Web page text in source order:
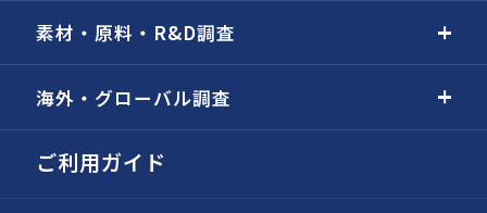
素材・原料・R&D調査
海外・グローバル調査
ご利用ガイド